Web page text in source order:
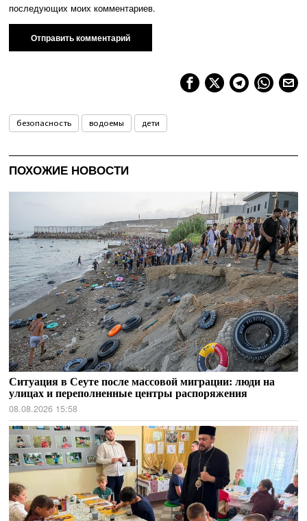
последующих моих комментариев.
безопасность водоемы дети
ПОХОЖИЕ НОВОСТИ
Ситуация в Сеуте после массовой миграции: люди на
улицах и переполненные центры распоряжения
08.08.2026 15:58